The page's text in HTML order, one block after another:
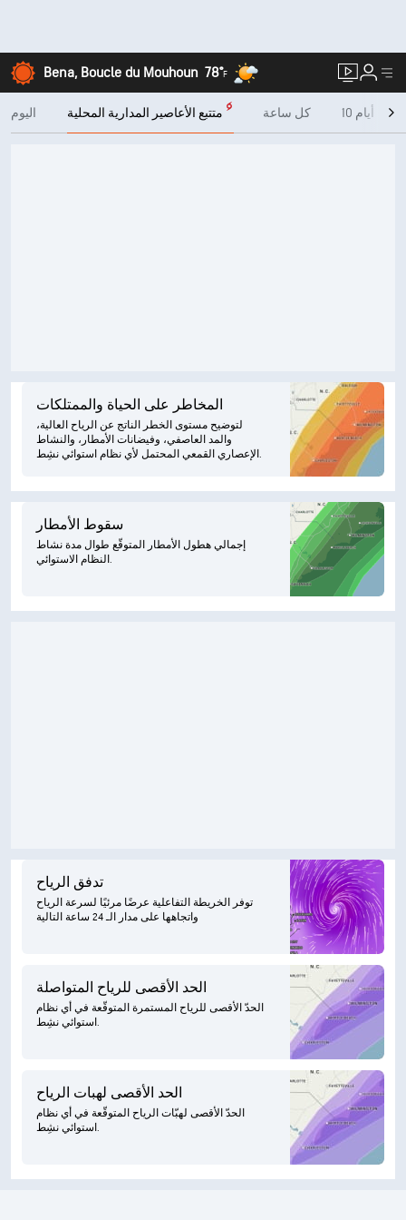
Bena, Boucle du Mouhoun 78°F
اليوم متتبع الأعاصير المدارية المحلية كل ساعة 10 أيام
المخاطر على الحياة والممتلكات
لتوضيح مستوى الخطر الناتج عن الرياح العالية،
والمد العاصفي، وفيضانات الأمطار، والنشاط
الإعصاري القمعي المحتمل لأي نظام استوائي نشِط.
سقوط الأمطار
إجمالي هطول الأمطار المتوقّع طوال مدة نشاط
النظام الاستوائي.
تدفق الرياح
توفر الخريطة التفاعلية عرضًا مرئيًا لسرعة الرياح
واتجاهها على مدار الـ 24 ساعة التالية
الحد الأقصى للرياح المتواصلة
الحدّ الأقصى للرياح المستمرة المتوقّعة في أي نظام
استوائي نشِط.
الحد الأقصى لهبات الرياح
الحدّ الأقصى لهبّات الرياح المتوقّعة في أي نظام
استوائي نشِط.